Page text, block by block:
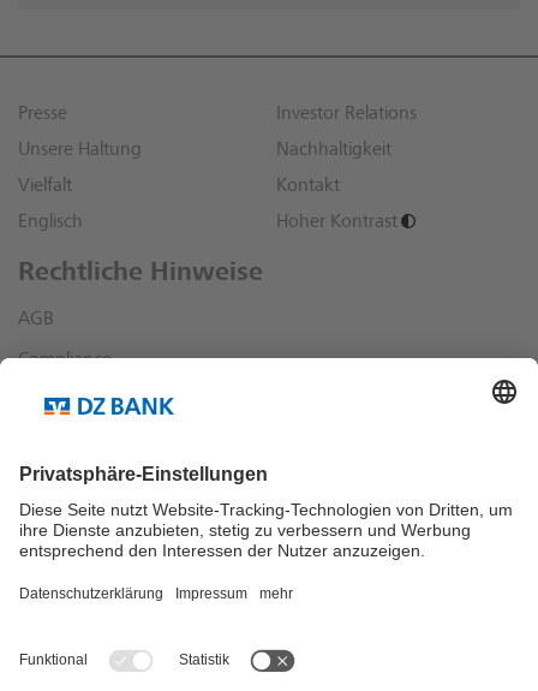
Presse
Investor Relations
Unsere Haltung
Nachhaltigkeit
Vielfalt
Kontakt
Englisch
Hoher Kontrast
Rechtliche Hinweise
AGB
Compliance
Datenschutz
Sonstige rechtliche Hinweise
Richtlinien und Informationen
Bankensuche